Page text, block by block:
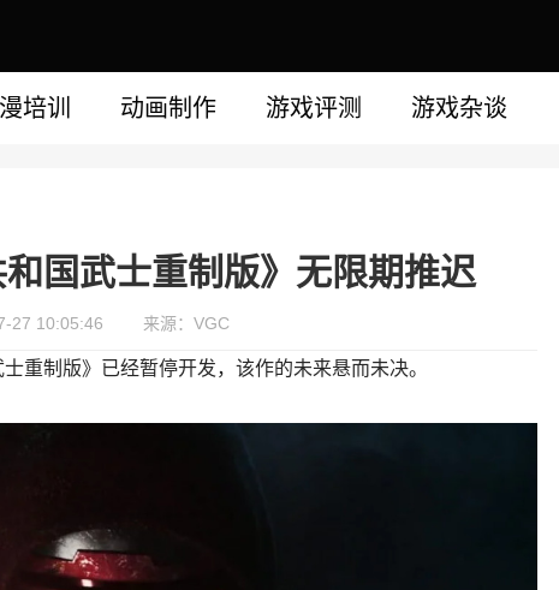
培训 动画制作 游戏评测 游戏杂谈
国武士重制版》无限期推迟
27 10:05:46 来源：VGC
重制版》已经暂停开发，该作的未来悬而未决。